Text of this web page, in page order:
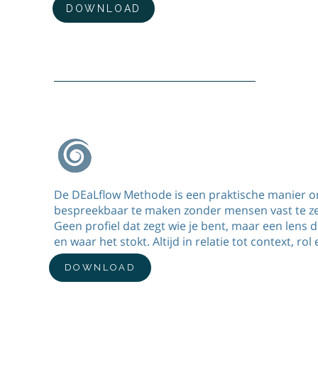
DOWNLOAD
De DEaLflow Methode is een praktische manier
bespreekbaar te maken zonder mensen vast te
Geen profiel dat zegt wie je bent, maar een lens
en waar het stokt. Altijd in relatie tot context, rol
DOWNLOAD